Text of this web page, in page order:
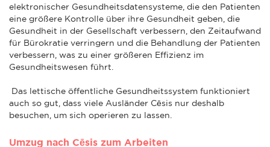
elektronischer Gesundheitsdatensysteme, die den Patienten
eine größere Kontrolle über ihre Gesundheit geben, die
Gesundheit in der Gesellschaft verbessern, den Zeitaufwand
für Bürokratie verringern und die Behandlung der Patienten
verbessern, was zu einer größeren Effizienz im
Gesundheitswesen führt.
Das lettische öffentliche Gesundheitssystem funktioniert
auch so gut, dass viele Ausländer Cēsis nur deshalb
besuchen, um sich operieren zu lassen.
Umzug nach Cēsis zum Arbeiten